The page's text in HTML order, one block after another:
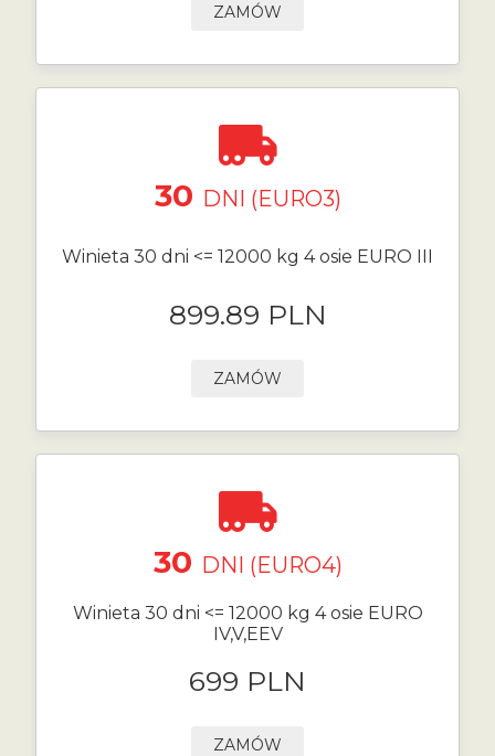
ZAMÓW
30 DNI (EURO3)
Winieta 30 dni <= 12000 kg 4 osie EURO III
899.89 PLN
ZAMÓW
30 DNI (EURO4)
Winieta 30 dni <= 12000 kg 4 osie EURO
IV,V,EEV
699 PLN
ZAMÓW